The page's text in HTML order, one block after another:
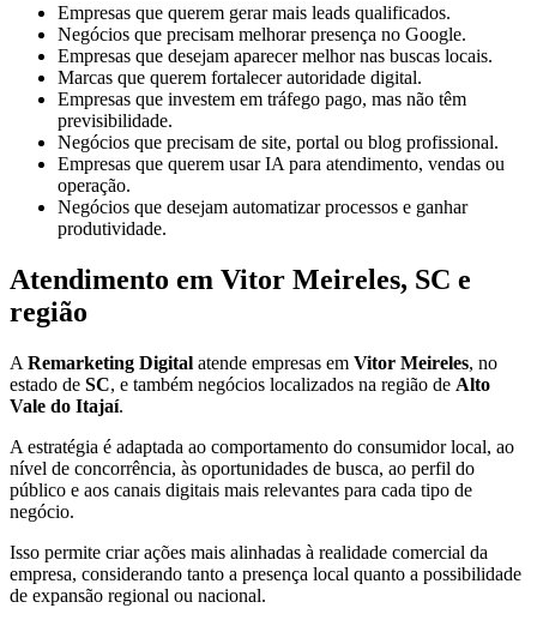
Empresas que querem gerar mais leads qualificados.
Negócios que precisam melhorar presença no Google.
Empresas que desejam aparecer melhor nas buscas locais.
Marcas que querem fortalecer autoridade digital.
Empresas que investem em tráfego pago, mas não têm
previsibilidade.
Negócios que precisam de site, portal ou blog profissional.
Empresas que querem usar IA para atendimento, vendas ou
operação.
Negócios que desejam automatizar processos e ganhar
produtividade.
Atendimento em Vitor Meireles, SC e
região
A Remarketing Digital atende empresas em Vitor Meireles, no
estado de SC, e também negócios localizados na região de Alto
Vale do Itajaí.
A estratégia é adaptada ao comportamento do consumidor local, ao
nível de concorrência, às oportunidades de busca, ao perfil do
público e aos canais digitais mais relevantes para cada tipo de
negócio.
Isso permite criar ações mais alinhadas à realidade comercial da
empresa, considerando tanto a presença local quanto a possibilidade
de expansão regional ou nacional.